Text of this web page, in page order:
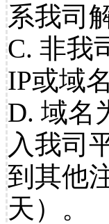
系我司
C. 非我
IP或域
D. 域名
入我司
到其他
天）。